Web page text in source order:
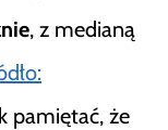
, z medianą
pamiętać, że